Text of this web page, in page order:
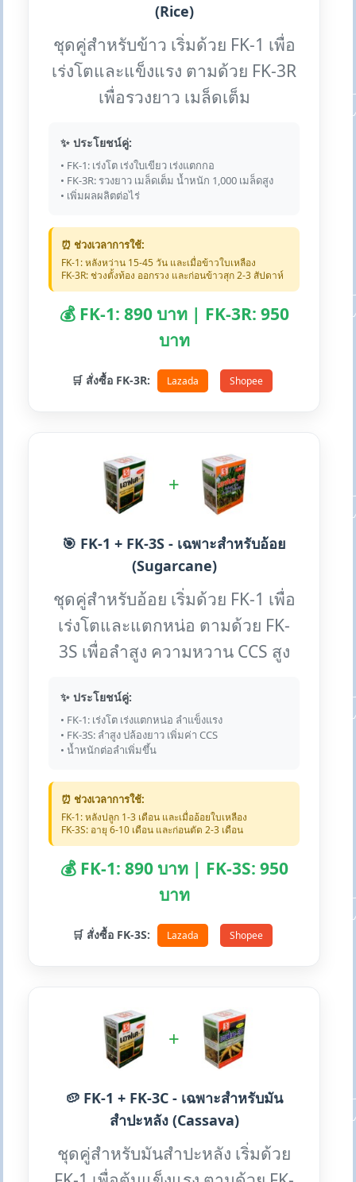
(Rice)
ชุดคู่สำหรับข้าว เริ่มด้วย FK-1 เพื่อ
เร่งโตและแข็งแรง ตามด้วย FK-3R
เพื่อรวงยาว เมล็ดเต็ม
✨ ประโยชน์คู่:
• FK-1: เร่งโต เร่งใบเขียว เร่งแตกกอ
• FK-3R: รวงยาว เมล็ดเต็ม น้ำหนัก 1,000 เมล็ดสูง
• เพิ่มผลผลิตต่อไร่
⏰ ช่วงเวลาการใช้:
FK-1: หลังหว่าน 15-45 วัน และเมื่อข้าวใบเหลือง
FK-3R: ช่วงตั้งท้อง ออกรวง และก่อนข้าวสุก 2-3 สัปดาห์
💰 FK-1: 890 บาท | FK-3R: 950
บาท
🛒 สั่งซื้อ FK-3R: Lazada Shopee
+
🎯 FK-1 + FK-3S - เฉพาะสำหรับอ้อย
(Sugarcane)
ชุดคู่สำหรับอ้อย เริ่มด้วย FK-1 เพื่อ
เร่งโตและแตกหน่อ ตามด้วย FK-
3S เพื่อลำสูง ความหวาน CCS สูง
✨ ประโยชน์คู่:
• FK-1: เร่งโต เร่งแตกหน่อ ลำแข็งแรง
• FK-3S: ลำสูง ปล้องยาว เพิ่มค่า CCS
• น้ำหนักต่อลำเพิ่มขึ้น
⏰ ช่วงเวลาการใช้:
FK-1: หลังปลูก 1-3 เดือน และเมื่ออ้อยใบเหลือง
FK-3S: อายุ 6-10 เดือน และก่อนตัด 2-3 เดือน
💰 FK-1: 890 บาท | FK-3S: 950
บาท
🛒 สั่งซื้อ FK-3S: Lazada Shopee
+
🥔 FK-1 + FK-3C - เฉพาะสำหรับมัน
สำปะหลัง (Cassava)
ชุดคู่สำหรับมันสำปะหลัง เริ่มด้วย